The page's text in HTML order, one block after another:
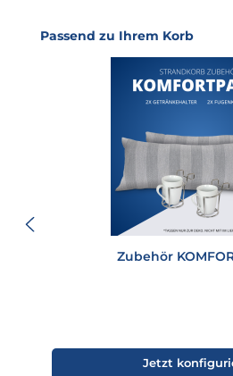
Produktgalerie überspringen
Passend zu Ihrem Korb
Zubehör
Jetzt